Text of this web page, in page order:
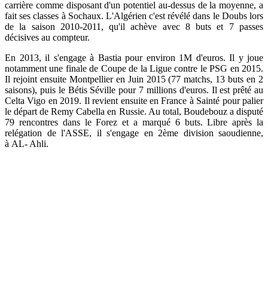
carrière comme disposant d'un potentiel au-dessus de la moyenne, a
fait ses classes à Sochaux. L'Algérien c'est révélé dans le Doubs lors
de la saison 2010-2011, qu'il achève avec 8 buts et 7 passes
décisives au compteur.
En 2013, il s'engage à Bastia pour environ 1M d'euros. Il y joue
notamment une finale de Coupe de la Ligue contre le PSG en 2015.
Il rejoint ensuite Montpellier en Juin 2015 (77 matchs, 13 buts en 2
saisons), puis le Bétis Séville pour 7 millions d'euros. Il est prêté au
Celta Vigo en 2019. Il revient ensuite en France à Sainté pour palier
le départ de Remy Cabella en Russie. Au total, Boudebouz a disputé
79 rencontres dans le Forez et a marqué 6 buts. Libre après la
relégation de l'ASSE, il s'engage en 2ème division saoudienne,
à AL- Ahli.